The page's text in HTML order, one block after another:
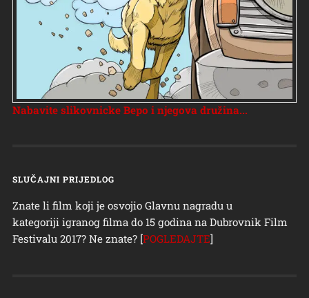
Nabavite slikovnicke Bepo i njegova družina...
SLUČAJNI PRIJEDLOG
Znate li film koji je osvojio Glavnu nagradu u
kategoriji igranog filma do 15 godina na Dubrovnik Film
Festivalu 2017? Ne znate? [POGLEDAJTE]